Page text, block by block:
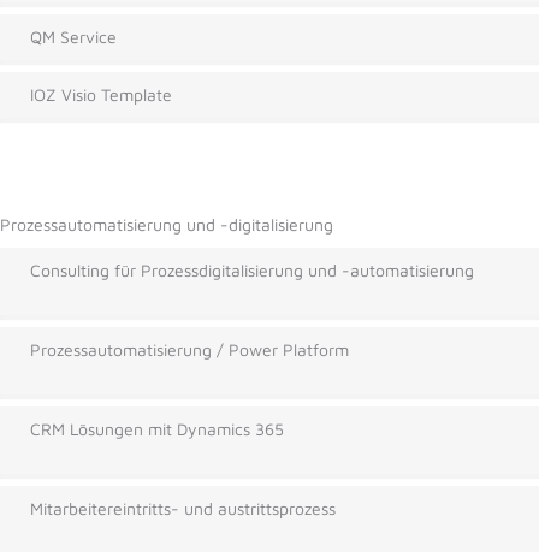
QM Service
IOZ Visio Template
Prozessautomatisierung und -digitalisierung
Consulting für Prozessdigitalisierung und -automatisierung
Prozessautomatisierung / Power Platform
CRM Lösungen mit Dynamics 365
Mitarbeitereintritts- und austrittsprozess